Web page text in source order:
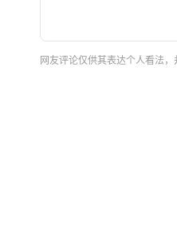
网友评论仅供其表达个人看法